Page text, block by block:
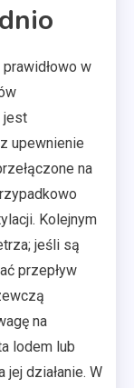
w
jest
upewnienie
na
Kolejnym
jeśli są
przepływ
na
lodem lub
jej działanie. W